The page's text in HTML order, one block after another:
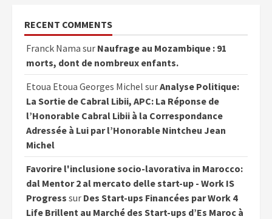
RECENT COMMENTS
Franck Nama sur Naufrage au Mozambique : 91
morts, dont de nombreux enfants.
Etoua Etoua Georges Michel surAnalyse Politique:
La Sortie de Cabral Libii, APC: La Réponse de
l’Honorable Cabral Libii à la Correspondance
Adressée à Lui par l’Honorable Nintcheu Jean
Michel
Favorire l'inclusione socio-lavorativa in Marocco:
dal Mentor 2 al mercato delle start-up - Work IS
Progress sur Des Start-ups Financées par Work 4
Life Brillent au Marché des Start-ups d’Es Maroc à